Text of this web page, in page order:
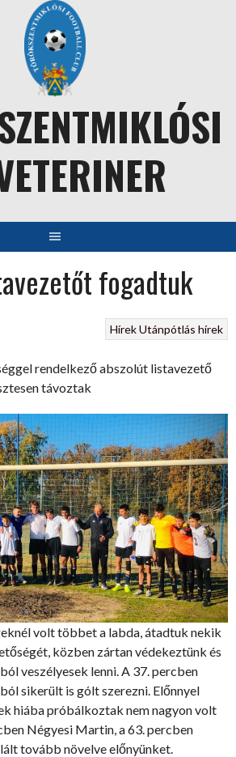
fogadtuk
HírekUtánpótlás hírek
rendelkező abszolút listavezető
távoztak
volt többet a labda, átadtuk nekik
közben zártan védekeztünk és
veszélyesek lenni. A 37. percben
sikerült is gólt szerezni. Előnnyel
hiába próbálkoztak nem nagyon volt
Négyesi Martin, a 63. percben
tovább növelve előnyünket.